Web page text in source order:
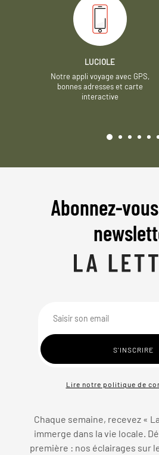
LUCIOLE
Notre appli voyage avec GPS,
bonnes adresses et carte
interactive
Abonnez-
Lire notre politique de
Chaque semaine, recevez «
immerge dans la vie locale.
première : nos éclairages sur